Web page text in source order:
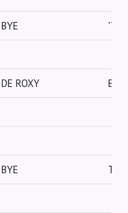
BYE 'T
DE ROXY BYE
BYE